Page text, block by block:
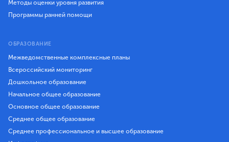
Методы оценки уровня развития
Программы ранней помощи
ОБРАЗОВАНИЕ
Межведомственные комплексные планы
Всероссийский мониторинг
Дошкольное образование
Начальное общее образование
Основное общее образование
Среднее общее образование
Среднее профессиональное и высшее образование